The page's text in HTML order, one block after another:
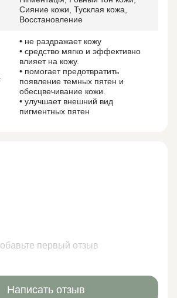
Сияние кожи, Тусклая кожа,
Восстановление
• не раздражает кожу
• средство мягко и эффективно
влияет на кожу.
• помогает предотвратить
появление темных пятен и
обесцвечивание кожи.
• улучшает внешний вид
пигментных пятен
первый отзыв
Написать отзыв